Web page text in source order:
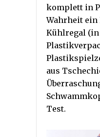
komplett in
Wahrheit ein
Kühlregal (in
aus
Test.